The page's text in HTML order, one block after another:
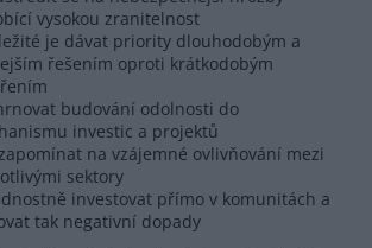
vysokou zranitelnost
je dávat priority dlouhodobým a
řešením oproti krátkodobým
budování odolnosti do
investic a projektů
na vzájemné ovlivňování mezi
sektory
investovat přímo v komunitách a
tak negativní dopady